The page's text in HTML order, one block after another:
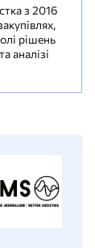
з 2016
рішень
аналізі